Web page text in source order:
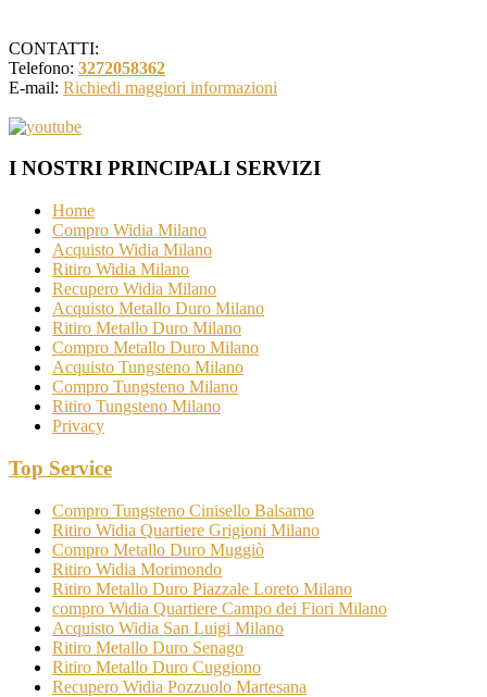
CONTATTI:
Telefono: 3272058362
E-mail: Richiedi maggiori informazioni
I NOSTRI PRINCIPALI SERVIZI
Home
Compro Widia Milano
Acquisto Widia Milano
Ritiro Widia Milano
Recupero Widia Milano
Acquisto Metallo Duro Milano
Ritiro Metallo Duro Milano
Compro Metallo Duro Milano
Acquisto Tungsteno Milano
Compro Tungsteno Milano
Ritiro Tungsteno Milano
Privacy
Top Service
Compro Tungsteno Cinisello Balsamo
Ritiro Widia Quartiere Grigioni Milano
Compro Metallo Duro Muggiò
Ritiro Widia Morimondo
Ritiro Metallo Duro Piazzale Loreto Milano
compro Widia Quartiere Campo dei Fiori Milano
Acquisto Widia San Luigi Milano
Ritiro Metallo Duro Senago
Ritiro Metallo Duro Cuggiono
Recupero Widia Pozzuolo Martesana